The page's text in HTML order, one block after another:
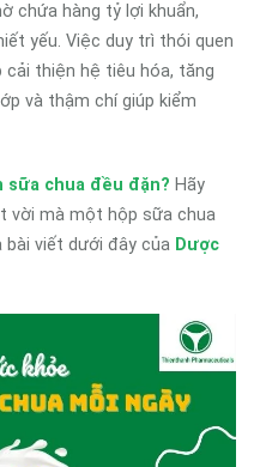
chứa hàng tỷ lợi khuẩn,
yếu. Việc duy trì thói quen
cải thiện hệ tiêu hóa, tăng
và thậm chí giúp kiểm
sữa chua đều đặn? Hãy
vời mà một hộp sữa chua
bài viết dưới đây của Dược